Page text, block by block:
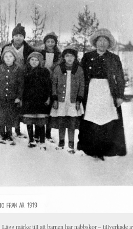
märke till att barnen har näbbskor – tillverkade